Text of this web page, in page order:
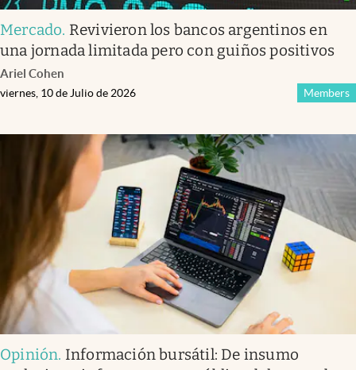
Mercado. Revivieron los bancos argentinos en
una jornada limitada pero con guiños positivos
Ariel Cohen
Members
viernes, 10 de Julio de 2026
Opinión. Información bursátil: De insumo